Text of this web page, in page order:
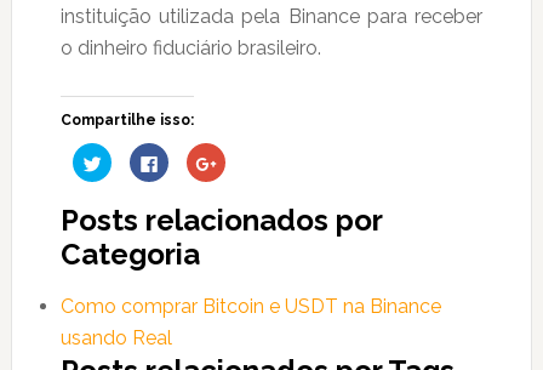
instituição utilizada pela Binance para receber
o dinheiro fiduciário brasileiro.
Compartilhe isso:
Clique
para
compartilhar
Twitter(abre
em
nova
janela)
Clique
para
compartilhar
Facebook(abre
em
nova
janela)
Compartilhe
no
em
nova
Posts relacionados por
Categoria
Como comprar Bitcoin e USDT na Binance
usando Real